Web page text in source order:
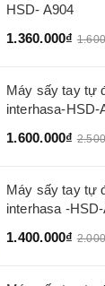
HSD- A904
1.360.000₫
Máy sấy tay tự
interhasa-HSD-
1.600.000₫
Máy sấy tay tự
interhasa -
1.400.000₫